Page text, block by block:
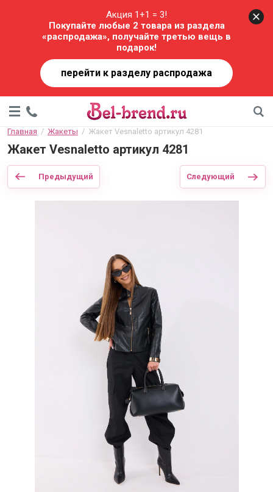
Акция 1+1 = 3!
Покупайте любые 2 товара из раздела
«распродажа», получайте третью вещь в
подарок!
перейти к разделу распродажа
Главная
  /
Жакеты
  /  Жакет Vesnaletto артикул 4281
Жакет Vesnaletto артикул 4281
Предыдущий Следующий